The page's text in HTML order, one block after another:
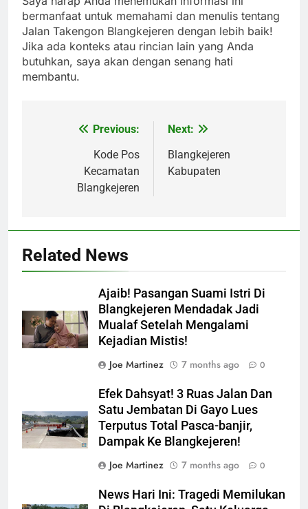
bermanfaat untuk memahami dan menulis tentang
Jalan Takengon Blangkejeren dengan lebih baik!
Jika ada konteks atau rincian lain yang Anda
butuhkan, saya akan dengan senang hati
membantu.
navigation
Previous:
Kode Pos
Kecamatan
Blangkejeren
Next:
Blangkejeren
Kabupaten
Related News
Ajaib! Pasangan Suami Istri Di
Blangkejeren Mendadak Jadi
Mualaf Setelah Mengalami
Kejadian Mistis!
Joe Martinez
7 months ago 0
Efek Dahsyat! 3 Ruas Jalan Dan
Satu Jembatan Di Gayo Lues
Terputus Total Pasca-banjir,
Dampak Ke Blangkejeren!
Joe Martinez
7 months ago 0
News Hari Ini: Tragedi Memilukan